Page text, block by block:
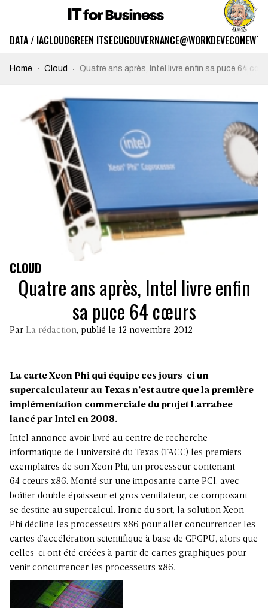
DATA / IACLOUDGREEN ITSECUGOUVERNANCE@WORKDEVECO
Home Cloud Quatre ans après, Intel livre enfin sa puce 64
CLOUD
Quatre ans après, Intel livre enfin
sa puce 64 cœurs
Par La rédaction, publié le 12 novembre 2012
La carte Xeon Phi qui équipe ces jours-ci un
supercalculateur au Texas n’est autre que la première
implémentation commerciale du projet Larrabee
lancé par Intel en 2008.
Intel annonce avoir livré au centre de recherche
informatique de l’université du Texas (TACC) les premiers
exemplaires de son Xeon Phi, un processeur contenant
64 cœurs x86. Monté sur une imposante carte PCI, avec
boîtier double épaisseur et gros ventilateur, ce composant
se destine au supercalcul. Ironie du sort, la solution Xeon
Phi décline les processeurs x86 pour aller concurrencer les
cartes d’accélération scientifique à base de GPGPU, alors que
celles-ci ont été créées à partir de cartes graphiques pour
venir concurrencer les processeurs x86.